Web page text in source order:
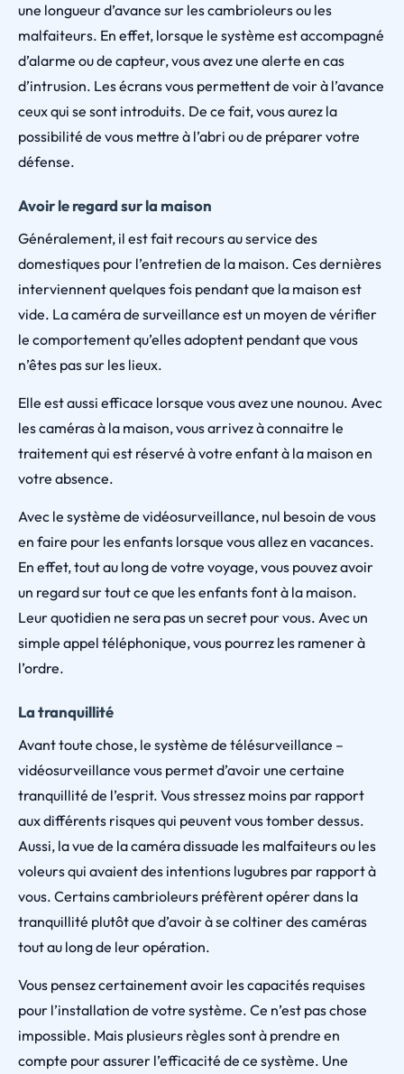
une longueur d’avance sur les cambrioleurs ou les
malfaiteurs. En effet, lorsque le système est accompagné
d’alarme ou de capteur, vous avez une alerte en cas
d’intrusion. Les écrans vous permettent de voir à l’avance
ceux qui se sont introduits. De ce fait, vous aurez la
possibilité de vous mettre à l’abri ou de préparer votre
défense.
Avoir le regard sur la maison
Généralement, il est fait recours au service des
domestiques pour l’entretien de la maison. Ces dernières
interviennent quelques fois pendant que la maison est
vide. La caméra de surveillance est un moyen de vérifier
le comportement qu’elles adoptent pendant que vous
n’êtes pas sur les lieux.
Elle est aussi efficace lorsque vous avez une nounou. Avec
les caméras à la maison, vous arrivez à connaitre le
traitement qui est réservé à votre enfant à la maison en
votre absence.
Avec le système de vidéosurveillance, nul besoin de vous
en faire pour les enfants lorsque vous allez en vacances.
En effet, tout au long de votre voyage, vous pouvez avoir
un regard sur tout ce que les enfants font à la maison.
Leur quotidien ne sera pas un secret pour vous. Avec un
simple appel téléphonique, vous pourrez les ramener à
l’ordre.
La tranquillité
Avant toute chose, le système de télésurveillance –
vidéosurveillance vous permet d’avoir une certaine
tranquillité de l’esprit. Vous stressez moins par rapport
aux différents risques qui peuvent vous tomber dessus.
Aussi, la vue de la caméra dissuade les malfaiteurs ou les
voleurs qui avaient des intentions lugubres par rapport à
vous. Certains cambrioleurs préfèrent opérer dans la
tranquillité plutôt que d’avoir à se coltiner des caméras
tout au long de leur opération.
Vous pensez certainement avoir les capacités requises
pour l’installation de votre système. Ce n’est pas chose
impossible. Mais plusieurs règles sont à prendre en
compte pour assurer l’efficacité de ce système. Une